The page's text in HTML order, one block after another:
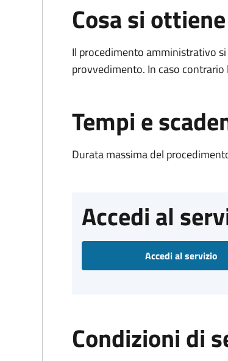
Cosa si ottiene
Il procedimento amministrativo
provvedimento. In caso contrario
Tempi e
Durata massima del
Accedi al
Accedi al servizio
Condizioni di